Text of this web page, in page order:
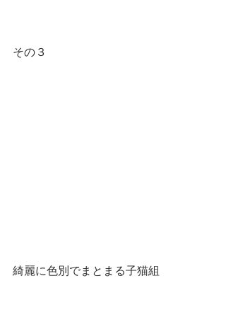
その３
綺麗に色別でまとまる子猫組